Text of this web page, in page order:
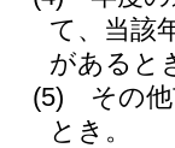
て、当該
があると
(5)
その
とき。